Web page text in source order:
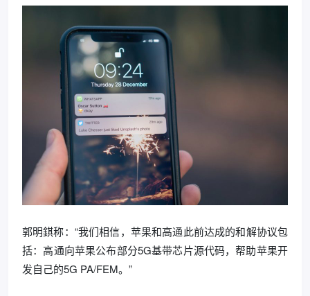
郭明錤称：“我们相信，苹果和高通此前达成的和解协议包
括：高通向苹果公布部分5G基带芯片源代码，帮助苹果开
发自己的5G PA/FEM。”